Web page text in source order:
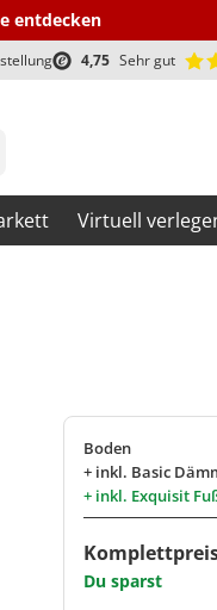
entdecken
4,75 Sehr gut
Virtuell
Boden
+ inkl. Basic
+ inkl. Exquisit
Du sparst